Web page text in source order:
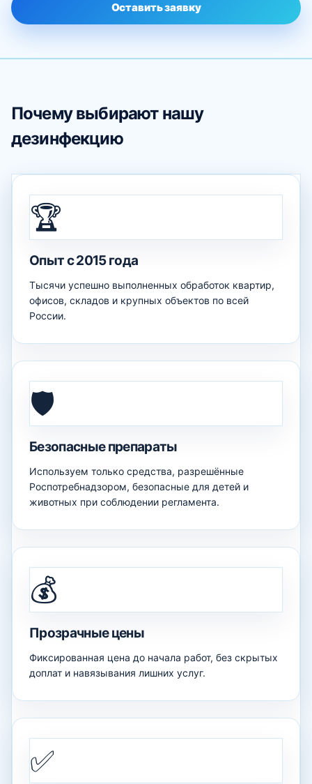
Оставить заявку
Почему выбирают нашу
дезинфекцию
🏆
Опыт с 2015 года
Тысячи успешно выполненных обработок квартир,
офисов, складов и крупных объектов по всей
России.
🛡️
Безопасные препараты
Используем только средства, разрешённые
Роспотребнадзором, безопасные для детей и
животных при соблюдении регламента.
💰
Прозрачные цены
Фиксированная цена до начала работ, без скрытых
доплат и навязывания лишних услуг.
✅